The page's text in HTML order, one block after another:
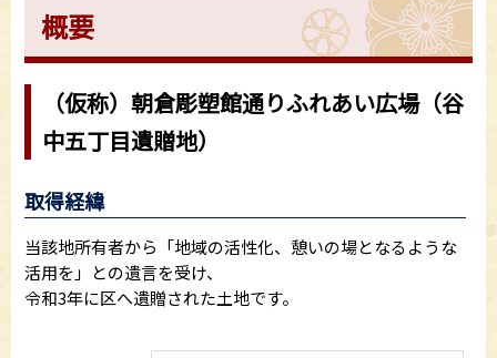
概要
（仮称）朝倉彫塑館通りふれあい広場（谷
中五丁目遺贈地）
取得経緯
当該地所有者から「地域の活性化、憩いの場となるような
活用を」との遺言を受け、
令和3年に区へ遺贈された土地です。